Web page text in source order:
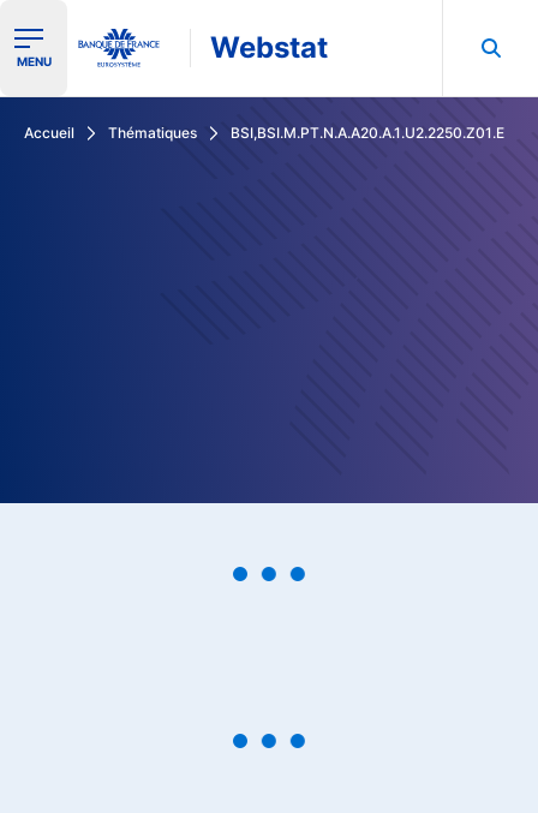
Ouvrir le menu de navigation
MENU Webstat
Accueil Thématiques BSI,BSI.M.PT.N.A.A20.A.1.U2.2250.Z01.E